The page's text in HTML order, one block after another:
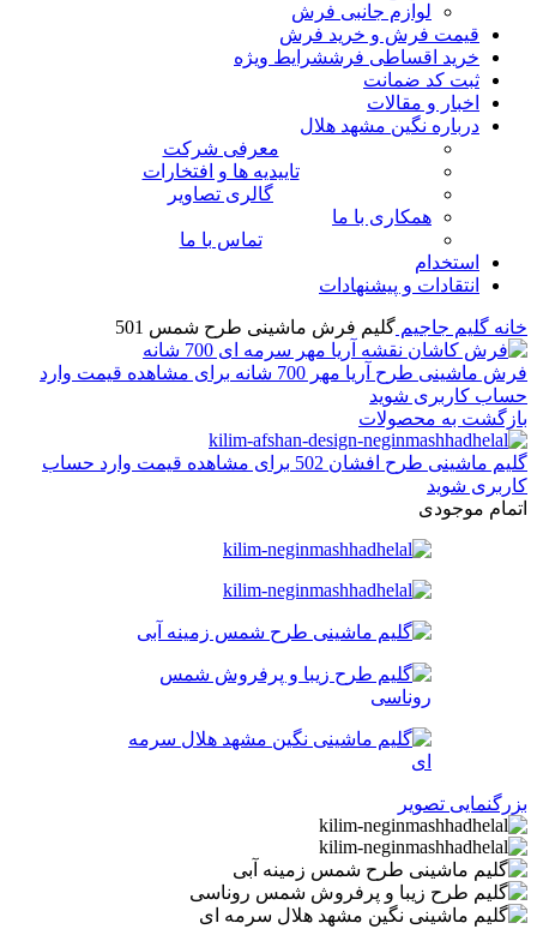
لوازم جانبی فرش
قیمت فرش و خرید فرش
خرید اقساطی فرششرایط ویژه
ثبت کد ضمانت
اخبار و مقالات
درباره نگین مشهد هلال
معرفی شرکت
تاییدیه ها و افتخارات
گالری تصاویر
همکاری با ما
تماس با ما
استخدام
انتقادات و پیشنهادات
خانه گلیم جاجیم گلیم فرش ماشینی طرح شمس 501
فرش ماشینی طرح آریا مهر 700 شانه
برای مشاهده قیمت وارد
حساب کاربری شوید
بازگشت به محصولات
گلیم ماشینی طرح افشان 502
برای مشاهده قیمت وارد حساب
کاربری شوید
اتمام موجودی
بزرگنمایی تصویر